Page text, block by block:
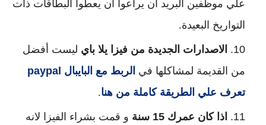
علي موظفين البريد ان يراعوا ان يعطوا البطاقات ذات
التواريخ البعيدة.
الاصدارات الجديدة من فيزا يلا باي ليست أفضل
من القديمة لمشاكلها في
الربط مع البايبال paypal
تعرف علي الطريقة كاملة من هنا.
اذا كان عمرك 15 سنة
و قمت بشراء الفيزا لانه